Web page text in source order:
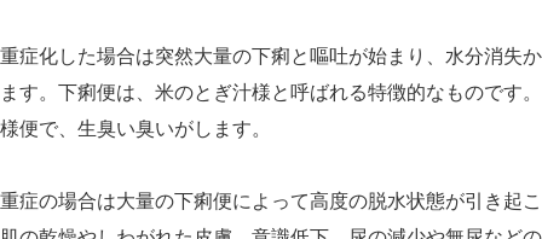
重症化した場合は突然大量の下痢と嘔吐が始まり、水分消失
ます。下痢便は、米のとぎ汁様と呼ばれる特徴的なものです
様便で、生臭い臭いがします。
重症の場合は大量の下痢便によって高度の脱水状態が引き起